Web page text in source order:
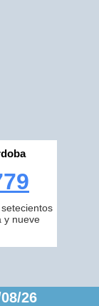
y nueve
26